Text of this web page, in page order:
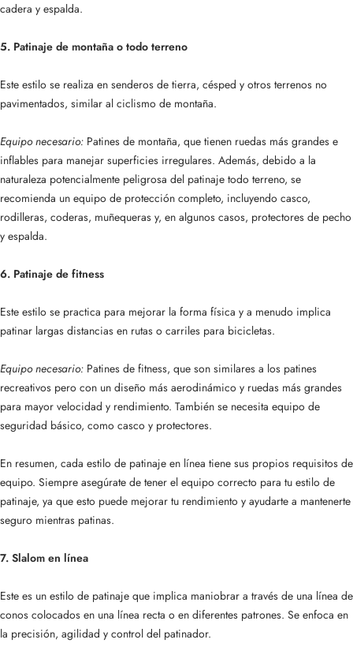
cadera y espalda.
5. Patinaje de montaña o todo terreno
Este estilo se realiza en senderos de tierra, césped y otros terrenos no
pavimentados, similar al ciclismo de montaña.
Equipo necesario: Patines de montaña, que tienen ruedas más grandes e
inflables para manejar superficies irregulares. Además, debido a la
naturaleza potencialmente peligrosa del patinaje todo terreno, se
recomienda un equipo de protección completo, incluyendo casco,
rodilleras, coderas, muñequeras y, en algunos casos, protectores de pecho
y espalda.
6. Patinaje de fitness
Este estilo se practica para mejorar la forma física y a menudo implica
patinar largas distancias en rutas o carriles para bicicletas.
Equipo necesario: Patines de fitness, que son similares a los patines
recreativos pero con un diseño más aerodinámico y ruedas más grandes
para mayor velocidad y rendimiento. También se necesita equipo de
seguridad básico, como casco y protectores.
En resumen, cada estilo de patinaje en línea tiene sus propios requisitos de
equipo. Siempre asegúrate de tener el equipo correcto para tu estilo de
patinaje, ya que esto puede mejorar tu rendimiento y ayudarte a mantenerte
seguro mientras patinas.
7. Slalom en línea
Este es un estilo de patinaje que implica maniobrar a través de una línea de
conos colocados en una línea recta o en diferentes patrones. Se enfoca en
la precisión, agilidad y control del patinador.